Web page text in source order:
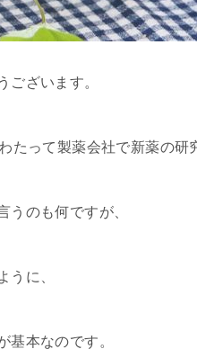
ございます。
たって製薬会社で新薬の研
うのも何ですが、
うに、
基本なのです。